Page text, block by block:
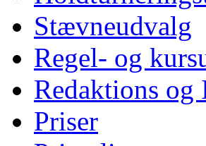
Stævneudvalg
Regel- og
Redaktions og
Priser